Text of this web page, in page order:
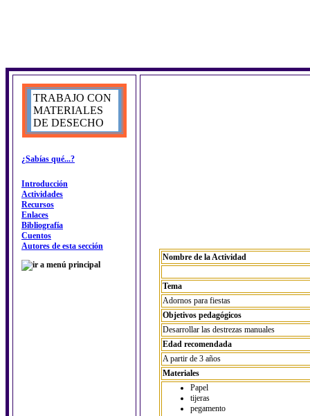
TRABAJO CON
MATERIALES
DE DESECHO
¿Sabías qué...?
Introducción
Actividades
Recursos
Enlaces
Bibliografía
Cuentos
Autores de esta sección
Nombre de la Actividad
Tema
Adornos para fiestas
Objetivos pedagógicos
Desarrollar las destrezas manuales
Edad recomendada
A partir de 3 años
Materiales
Papel
tijeras
pegamento